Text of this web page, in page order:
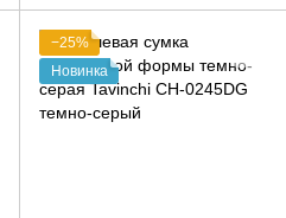
−25%
Новинка